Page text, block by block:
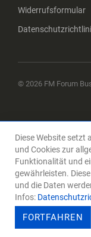
Widerrufsformular
© 2026 FM Forum
Diese Website setzt
und Cookies zur
Funktionalität und
gewährleisten.
und die Daten
Infos:
FORTFAHREN